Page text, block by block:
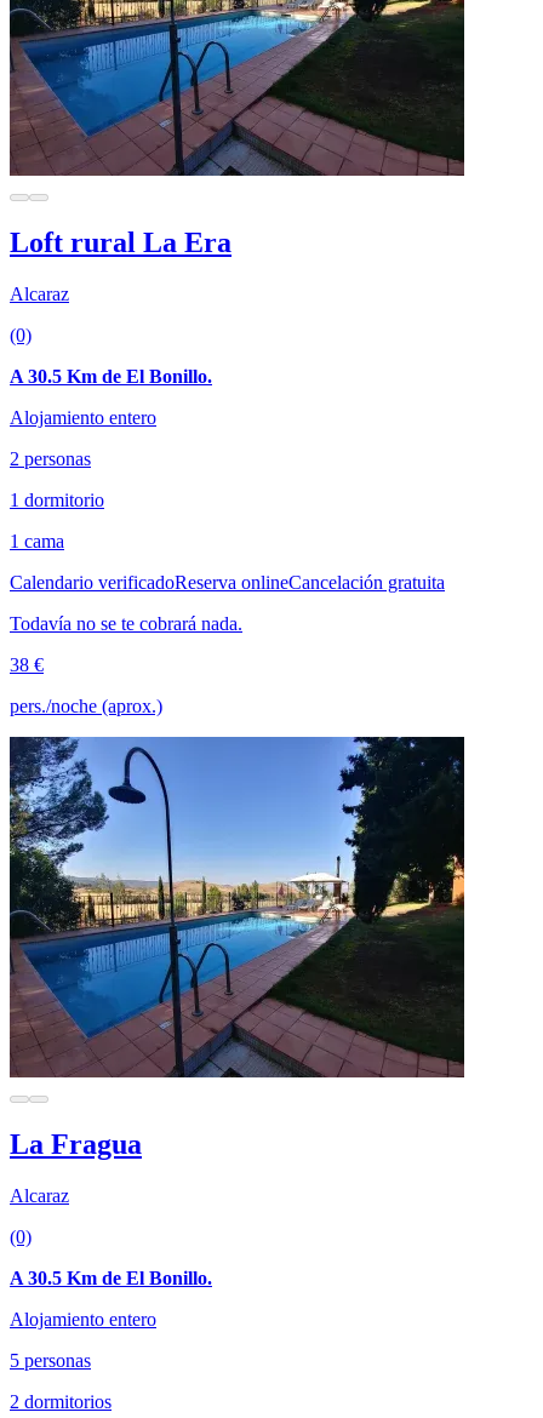
Loft rural La Era
Alcaraz
(0)
A 30.5 Km de El Bonillo.
Alojamiento entero
2 personas
1 dormitorio
1 cama
Calendario verificadoReserva onlineCancelación gratuita
Todavía no se te cobrará nada.
38 €
pers./noche (aprox.)
La Fragua
Alcaraz
(0)
A 30.5 Km de El Bonillo.
Alojamiento entero
5 personas
2 dormitorios